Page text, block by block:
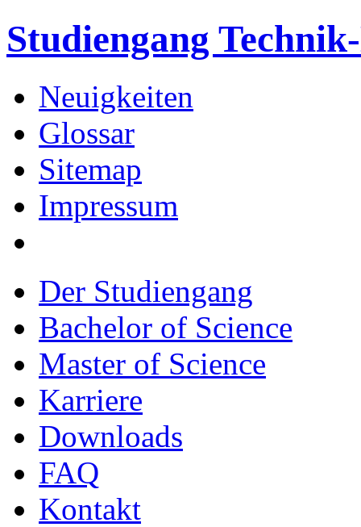
Studiengang
Neuigkeiten
Glossar
Sitemap
Impressum
Der Studiengang
Bachelor of Science
Master of Science
Karriere
Downloads
FAQ
Kontakt